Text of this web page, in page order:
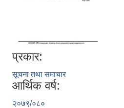
प्रकार:
सूचना तथा समाचार
आर्थिक वर्ष:
२०७९/०८०